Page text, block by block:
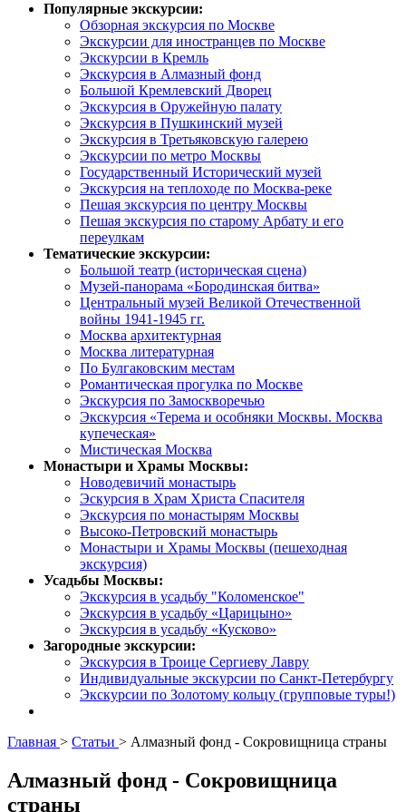
Популярные экскурсии:
Обзорная экскурсия по Москве
Экскурсии для иностранцев по Москве
Экскурсии в Кремль
Экскурсия в Алмазный фонд
Большой Кремлевский Дворец
Экскурсия в Оружейную палату
Экскурсия в Пушкинский музей
Экскурсия в Третьяковскую галерею
Экскурсии по метро Москвы
Государственный Исторический музей
Экскурсия на теплоходе по Москва-реке
Пешая экскурсия по центру Москвы
Пешая экскурсия по старому Арбату и его
переулкам
Тематические экскурсии:
Большой театр (историческая сцена)
Музей-панорама «Бородинская битва»
Центральный музей Великой Отечественной
войны 1941-1945 гг.
Москва архитектурная
Москва литературная
По Булгаковским местам
Романтическая прогулка по Москве
Экскурсия по Замоскворечью
Экскурсия «Терема и особняки Москвы. Москва
купеческая»
Мистическая Москва
Монастыри и Храмы Москвы:
Новодевичий монастырь
Эскурсия в Храм Христа Спасителя
Экскурсия по монастырям Москвы
Высоко-Петровский монастырь
Монастыри и Храмы Москвы (пешеходная
экскурсия)
Усадьбы Москвы:
Экскурсия в усадьбу "Коломенское"
Экскурсия в усадьбу «Царицыно»
Экскурсия в усадьбу «Кусково»
Загородные экскурсии:
Экскурсия в Троице Сергиеву Лавру
Индивидуальные экскурсии по Санкт-Петербургу
Экскурсии по Золотому кольцу (групповые туры!)
Главная > Статьи > Алмазный фонд - Сокровищница страны
Алмазный фонд - Сокровищница
страны